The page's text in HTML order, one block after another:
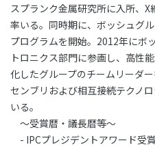
スプランク金属研究所に入所、
率いる。同時期に、ボッシュグ
プログラムを開始。2012年にボ
トロニクス部門に参画し、高性
化したグループのチームリーダ
センブリおよび相互接続テクノ
いる。
～受賞暦・議長暦等～
- IPCプレジデントアワード受